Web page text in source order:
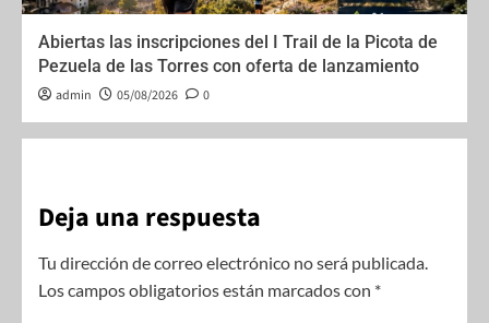
Abiertas las inscripciones del I Trail de la Picota de
Pezuela de las Torres con oferta de lanzamiento
admin 05/08/2026 0
Deja una respuesta
Tu dirección de correo electrónico no será publicada.
Los campos obligatorios están marcados con *